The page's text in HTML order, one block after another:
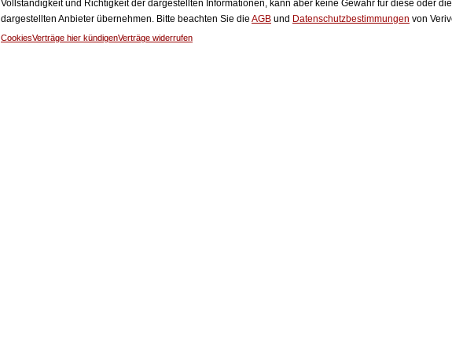
Vollständigkeit und Richtigkeit der dargestellten Informationen, kann aber keine Gewähr für diese oder
dargestellten Anbieter übernehmen. Bitte beachten Sie die AGB und Datenschutzbestimmungen von
CookiesVerträge hier kündigenVerträge widerrufen